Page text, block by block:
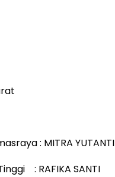
: MITRA YUTANTI
: RAFIKA SANTI